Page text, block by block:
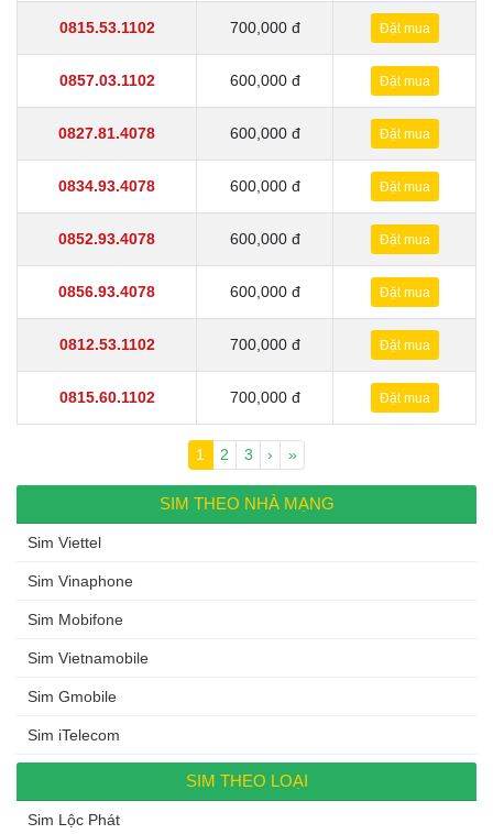
0815.53.1102 700,000 đ Đặt mua
0857.03.1102 600,000 đ Đặt mua
0827.81.4078 600,000 đ Đặt mua
0834.93.4078 600,000 đ Đặt mua
0852.93.4078 600,000 đ Đặt mua
0856.93.4078 600,000 đ Đặt mua
0812.53.1102 700,000 đ Đặt mua
0815.60.1102 700,000 đ Đặt mua
Current Page
1 Page
2 Page
3 › »
SIM THEO NHÀ MẠNG
Sim Viettel
Sim Vinaphone
Sim Mobifone
Sim Vietnamobile
Sim Gmobile
Sim iTelecom
SIM THEO LOẠI
Sim Lộc Phát